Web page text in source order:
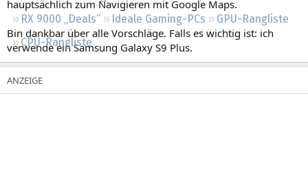
RX 9000 „Deals“
Ideale Gaming-PCs
GPU-Rangliste
CPU-Rangliste
hauptsächlich zum Navigieren mit Google Maps.
Bin dankbar über alle Vorschläge. Falls es wichtig ist: ich
verwende ein Samsung Galaxy S9 Plus.